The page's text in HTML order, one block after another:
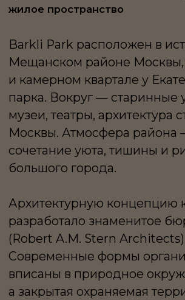
Архитектурную концепцию комплекса
(Robert A.M. Stern Architects).
Современные формы органично
вписаны в природное окружение,
а закрытая охраняемая территория
с приватным выходом в парк создаёт
ощущение настоящего уединения
в центре мегаполиса.
Квартира в Barkli Park — со своим
характером. В ней выполнен авторский
ремонт с использованием натуральных
отделаны итальянским сланцем, мебель
и текстиль привезены из Европы,
техника — Miele. Планировка продумана
до мелочей: просторная кухня-гостиная
с панорамным остеклением, мастер-
и гардеробной, вторая спальня
с собственной гардеробной, отдельная